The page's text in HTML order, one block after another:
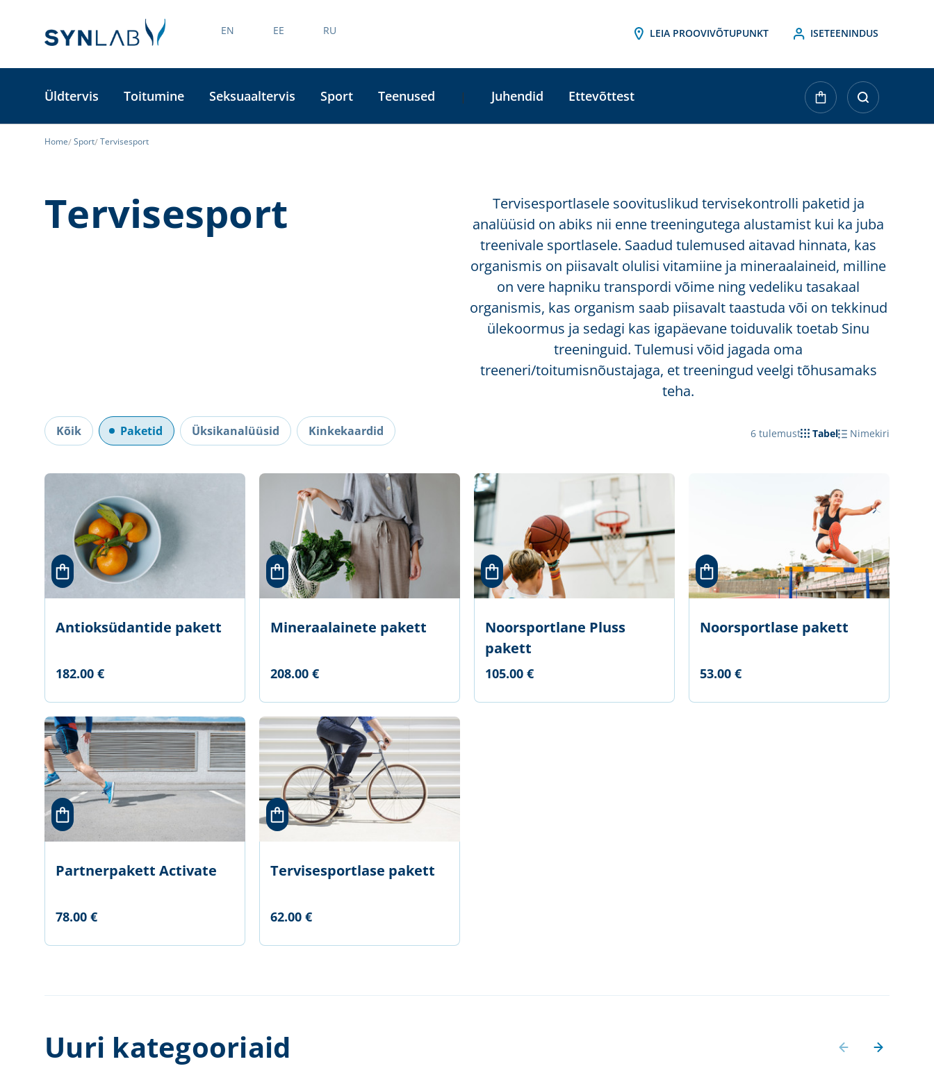
EN EE RU LEIA PROOVIVÕTUPUNKT ISETEENINDUS
Üldtervis Toitumine Seksuaaltervis Sport Teenused | Juhendid Ettevõttest
Home Sport Tervisesport
Tervisesport
Tervisesportlasele soovituslikud tervisekontrolli paketid ja
analüüsid on abiks nii enne treeningutega alustamist kui ka juba
treenivale sportlasele. Saadud tulemused aitavad hinnata, kas
organismis on piisavalt olulisi vitamiine ja mineraalaineid, milline
on vere hapniku transpordi võime ning vedeliku tasakaal
organismis, kas organism saab piisavalt taastuda või on tekkinud
ülekoormus ja sedagi kas igapäevane toiduvalik toetab Sinu
treeninguid. Tulemusi võid jagada oma
treeneri/toitumisnõustajaga, et treeningud veelgi tõhusamaks
teha.
Kõik Paketid Üksikanalüüsid Kinkekaardid 6 tulemust Tabel Nimekiri
Antioksüdantide pakett
182.00 €
Mineraalainete pakett
208.00 €
Noorsportlane Pluss
pakett
105.00 €
Noorsportlase pakett
53.00 €
Partnerpakett Activate
78.00 €
Tervisesportlase pakett
62.00 €
Uuri kategooriaid